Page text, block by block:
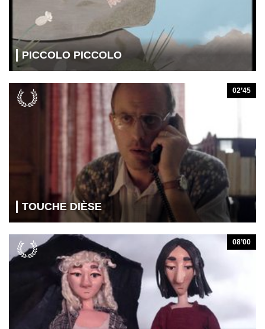
PICCOLO PICCOLO
TOUCHE DIÈSE
02’45
08’00